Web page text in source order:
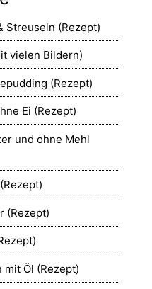
Streuseln (Rezept)
vielen Bildern)
(Rezept)
Ei (Rezept)
und ohne Mehl
(Rezept)
mit Öl (Rezept)